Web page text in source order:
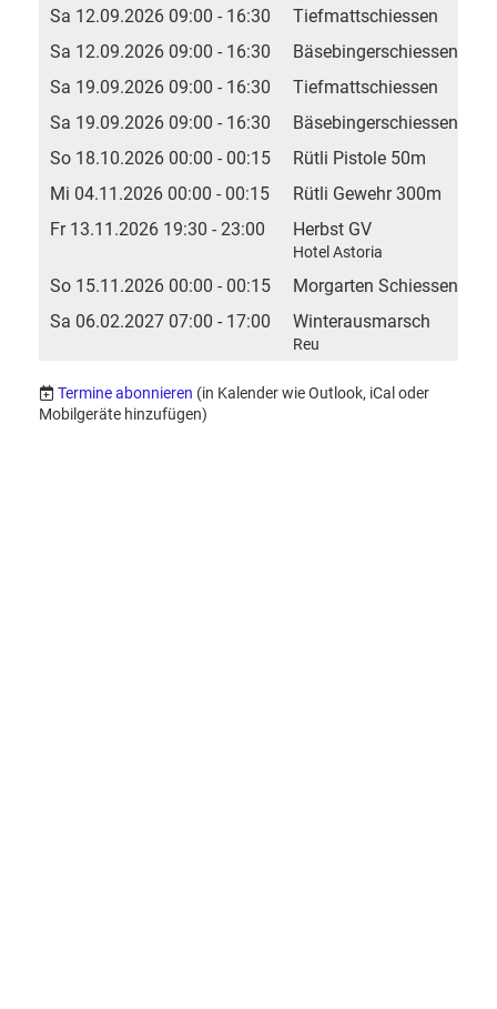
Sa 12.09.2026 09:00 - 16:30
Tiefmattschiessen
Sa 12.09.2026 09:00 - 16:30
Bäsebingerschiessen
Sa 19.09.2026 09:00 - 16:30
Tiefmattschiessen
Sa 19.09.2026 09:00 - 16:30
Bäsebingerschiessen
So 18.10.2026 00:00 - 00:15
Rütli Pistole 50m
Mi 04.11.2026 00:00 - 00:15
Rütli Gewehr 300m
Fr 13.11.2026 19:30 - 23:00
Herbst GV
Hotel Astoria
So 15.11.2026 00:00 - 00:15
Morgarten Schiessen
Sa 06.02.2027 07:00 - 17:00
Winterausmarsch
Reu
Termine abonnieren (in Kalender wie Outlook, iCal oder
Mobilgeräte hinzufügen)